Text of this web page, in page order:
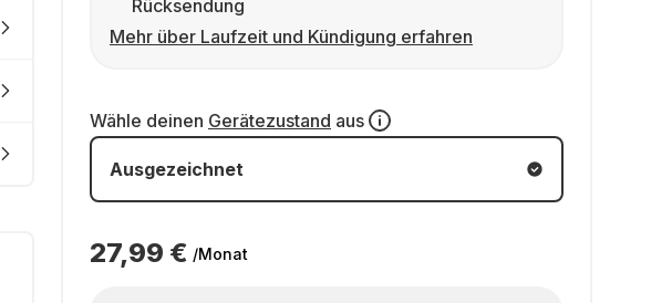
Rücksendung
Mehr über Laufzeit und Kündigung erfahren
Wähle deinen Gerätezustand aus
Ausgezeichnet
27,99 € /Monat